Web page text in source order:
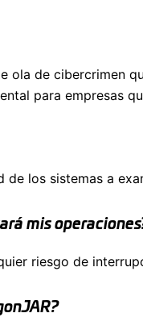
de cibercrimen
para empresas
los sistemas a
mis
riesgo de